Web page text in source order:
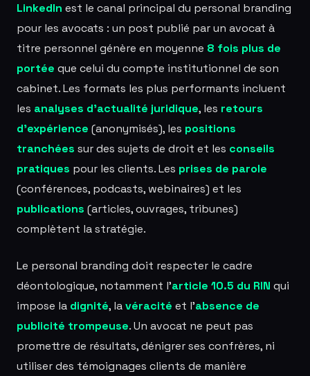
LinkedIn est le canal principal du personal branding
pour les avocats : un post publié par un avocat à
titre personnel génère en moyenne 8 fois plus de
portée que celui du compte institutionnel de son
cabinet. Les formats les plus performants incluent
les analyses d'actualité juridique, les retours
d'expérience (anonymisés), les positions
tranchées sur des sujets de droit et les conseils
pratiques pour les clients. Les prises de parole
(conférences, podcasts, webinaires) et les
publications (articles, ouvrages, tribunes)
complètent la stratégie.
Le personal branding doit respecter le cadre
déontologique, notamment l'article 10.5 du RIN qui
impose la dignité, lavéracité et l'absence de
publicité trompeuse. Un avocat ne peut pas
promettre de résultats, dénigrer ses confrères, ni
utiliser des témoignages clients de manière